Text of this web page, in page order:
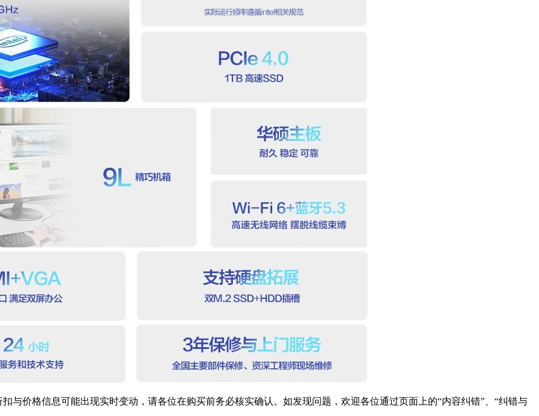
与价格信息可能出现实时变动，请各位在购买前务必核实确认。如发现问题，欢迎各位通过页面上的“内容纠错”、“纠错与